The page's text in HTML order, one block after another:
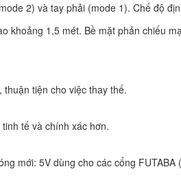
2) và tay phải (mode 1). Chế độ
khoảng 1,5 mét. Bề mặt phản chiếu
tiện cho việc thay thế.
tế và chính xác hơn.
mới: 5V dùng cho các cổng